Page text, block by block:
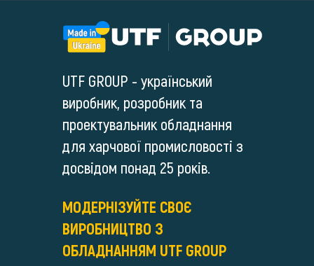
UTF GROUP - український
виробник, розробник та
проектувальник обладнання
для харчової промисловості з
досвідом понад 25 років.
МОДЕРНІЗУЙТЕ СВОЄ
ВИРОБНИЦТВО З
ОБЛАДНАННЯМ UTF GROUP